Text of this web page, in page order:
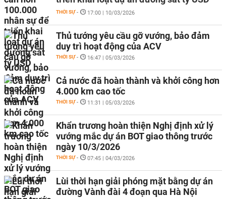
THỜI SỰ - 17:00 | 10/03/2026
Thủ tướng yêu cầu gỡ vướng, bảo đảm
duy trì hoạt động của ACV
THỜI SỰ - 16:47 | 05/03/2026
Cả nước đã hoàn thành và khởi công hơn
4.000 km cao tốc
THỜI SỰ - 11:31 | 05/03/2026
Khẩn trương hoàn thiện Nghị định xử lý
vướng mắc dự án BOT giao thông trước
ngày 10/3/2026
THỜI SỰ - 07:45 | 04/03/2026
Lùi thời hạn giải phóng mặt bằng dự án
đường Vành đài 4 đoạn qua Hà Nội